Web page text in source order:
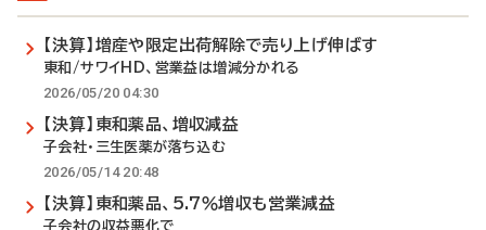
【決算】増産や限定出荷解除で売り上げ伸ばす
東和/サワイHD、営業益は増減分かれる
2026/05/20 04:30
【決算】東和薬品、増収減益
子会社・三生医薬が落ち込む
2026/05/14 20:48
【決算】東和薬品、5.7％増収も営業減益
子会社の収益悪化で